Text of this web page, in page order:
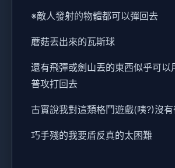
※敵人發射的物體都可以彈回去
蘑菇丟出來的瓦斯球
還有飛彈或劍山丟的東西似乎可以
普攻打回去
古實說我對這類格鬥遊戲(咦?)沒
巧手殘的我要盾反真的太困難